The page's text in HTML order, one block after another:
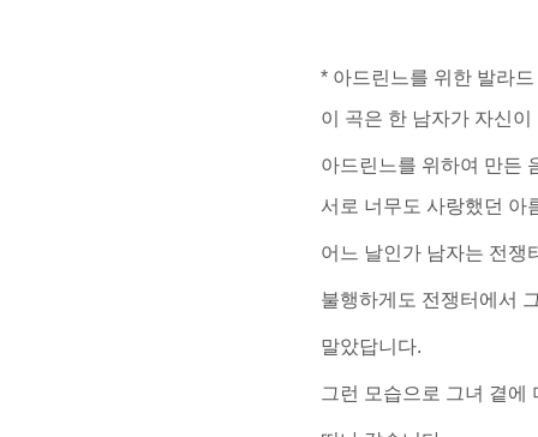
* 아드린느를 위한 발라드
이 곡은 한 남자가 자신
아드린느를 위하여 만든
서로 너무도 사랑했던 아
어느 날인가 남자는 전쟁
불행하게도 전쟁터에서
말았답니다.
그런 모습으로 그녀 곁에